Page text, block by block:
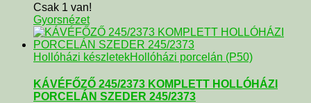
Csak 1 van!
Gyorsnézet
Hollóházi készletekHollóházi porcelán (P50)
KÁVÉFŐZŐ 245/2373 KOMPLETT HOLLÓHÁZI
PORCELÁN SZEDER 245/2373